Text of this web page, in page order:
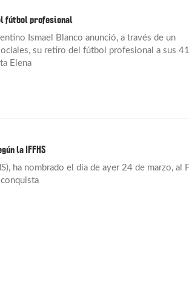
fútbol profesional
Ismael Blanco anunció, a través de un
su retiro del fútbol profesional a sus 41
Elena
la IFFHS
ha nombrado el día de ayer 24 de marzo, al